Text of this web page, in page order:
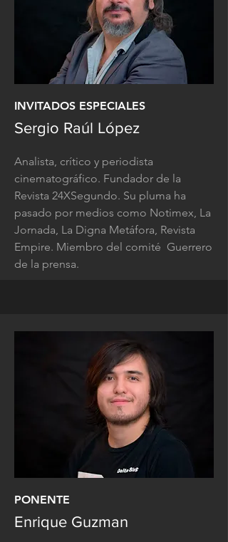
INVITADOS ESPECIALES
Sergio Raúl López
Analista, crítico y periodista
cinematográfico. Fundador de la
Revista 24XSegundo. Su pluma ha
pasado por medios como Notimex, La
Jornada, La Digna Metáfora, Revista
Empire. Miembro del comité Guerrero
de la prensa.
PONENTE
Enrique Guzman